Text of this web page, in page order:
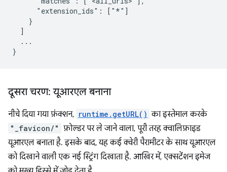
      "extension_ids": ["*"]
    }
  ]
  ...
दूसरा चरण: यूआरएल बनाना
नीचे दिया गया फ़ंक्शन, runtime.getURL() का इस्तेमाल करके
"_favicon/" फ़ोल्डर पर ले जाने वाला, पूरी तरह क्वालिफ़ाइड
यूआरएल बनाता है. इसके बाद, यह कई क्वेरी पैरामीटर के साथ यूआरएल
को दिखाने वाली एक नई स्ट्रिंग दिखाता है. आखिर में, एक्सटेंशन इमेज